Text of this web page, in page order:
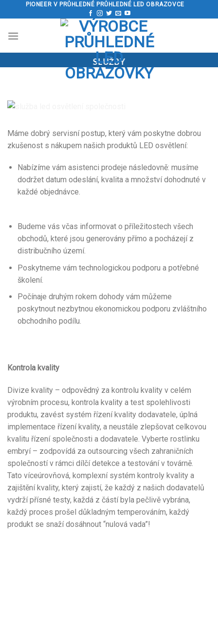
Přeskočit
na
PIONEER V PRŮHLEDNÉ PRŮHLEDNÉ LED OBRAZOVCE
SLUŽBY
Máme dobrý servisní postup, který vám poskytne dobrou
zkušenost s nákupem našich produktů LED osvětlení:
Nabízíme vám asistenci prodeje následovně: musíme
dodržet datum odeslání, kvalita a množství dohodnuté v
každé objednávce.
Budeme vás včas informovat o příležitostech všech
obchodů, které jsou generovány přímo a pocházejí z
distribučního území.
Poskytneme vám technologickou podporu a potřebné
školení.
Počínaje druhým rokem dohody vám můžeme
poskytnout nezbytnou ekonomickou podporu zvláštního
obchodního podílu.
Kontrola kvality
Divize kvality – odpovědný za kontrolu kvality v celém
výrobním procesu, kontrola kvality a test spolehlivosti
produktu, zavést systém řízení kvality dodavatele, úplná
implementace řízení kvality, a neustále zlepšovat celkovou
kvalitu řízení společnosti a dodavatele. Vyberte rostlinku
embryí – zodpovídá za outsourcing všech zahraničních
společností v rámci dílčí detekce a testování v továrně.
Tato víceúrovňová, komplexní systém kontroly kvality a
zajištění kvality, který zajistí, že každý z našich dodavatelů
vydrží přísné testy, každá z částí byla pečlivě vybrána,
každý proces prošel důkladným temperováním, každý
produkt se snaží dosáhnout “nulová vada”!